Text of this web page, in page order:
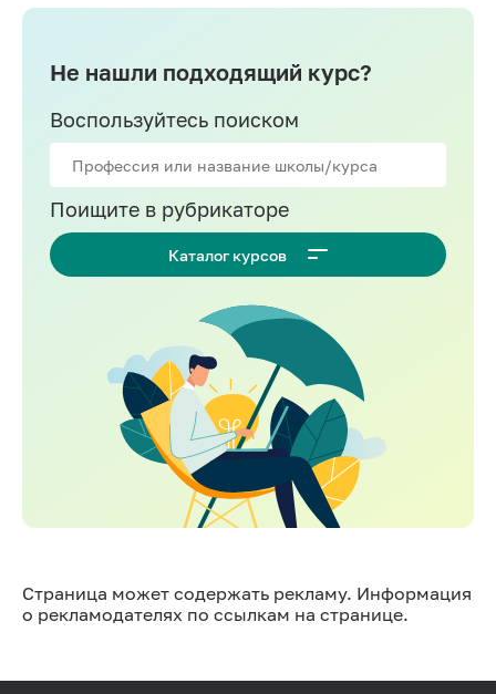
Не нашли подходящий курс?
Воспользуйтесь поиском
Поищите в рубрикаторе
Каталог курсов
Страница может содержать рекламу. Информация
о рекламодателях по ссылкам на странице.